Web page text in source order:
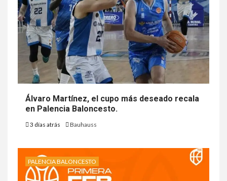
Álvaro Martínez, el cupo más deseado recala
en Palencia Baloncesto.
3 días atrás Bauhauss
PALENCIA BALONCESTO